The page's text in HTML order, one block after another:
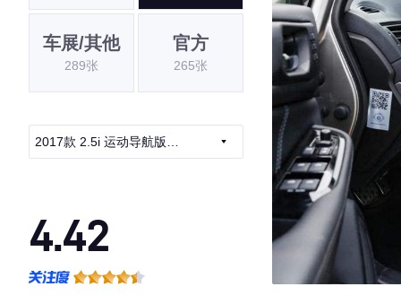
车展/其他
289张
官方
265张
2017款 2.5i 运动导航版
4.42